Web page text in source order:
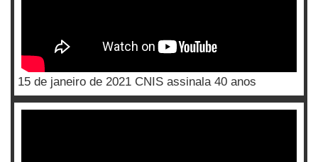
15 de janeiro de 2021 CNIS assinala 40 anos